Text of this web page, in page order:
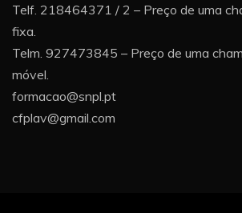
Telf. 218464371 / 2 – Preço de uma
fixa.
Telm. 927473845 – Preço de uma
móvel.
formacao@snpl.pt
cfplav@gmail.com